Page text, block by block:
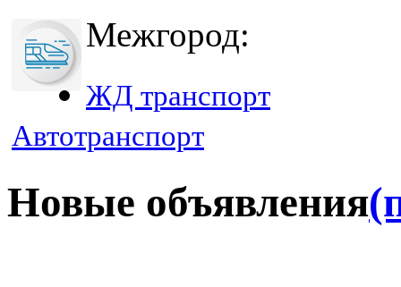
Межгород:
ЖД транспорт
Автотранспорт
Новые объявления